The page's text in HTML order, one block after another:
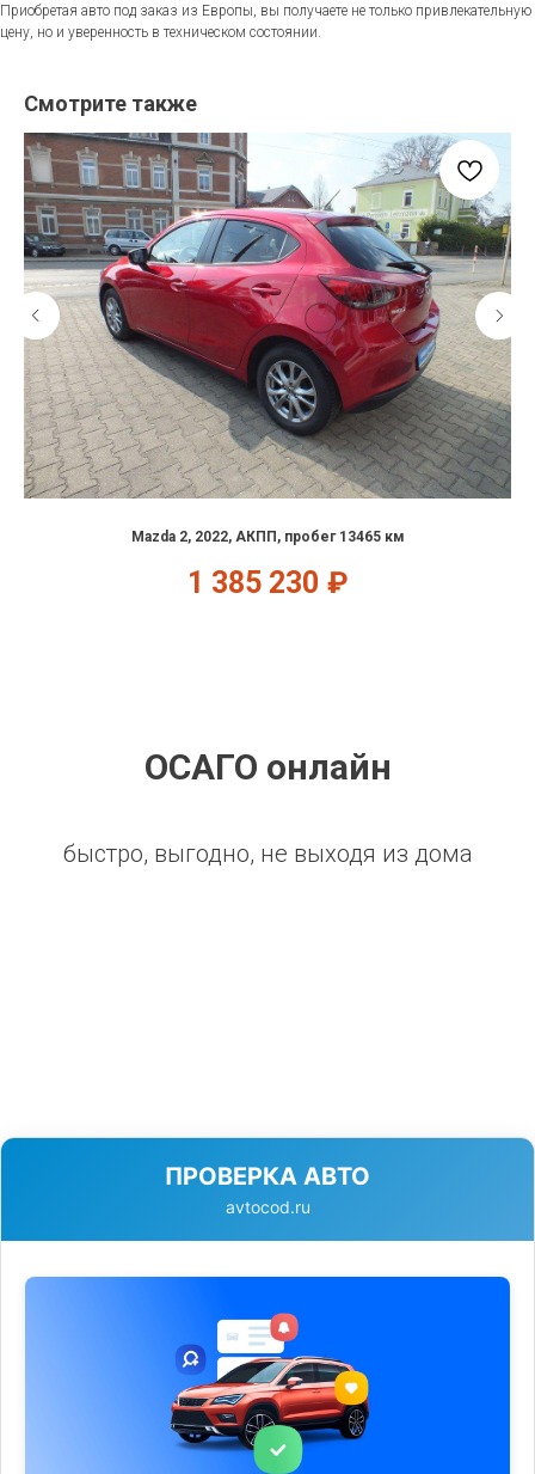
Приобретая авто под заказ из Европы, вы получаете не только привлекательную
цену, но и уверенность в техническом состоянии.
Смотрите также
Mazda 2, 2022, АКПП, пробег 13465 км
1 385 230 ₽
ОСАГО онлайн
быстро, выгодно, не выходя из дома
ПРОВЕРКА АВТО
avtocod.ru